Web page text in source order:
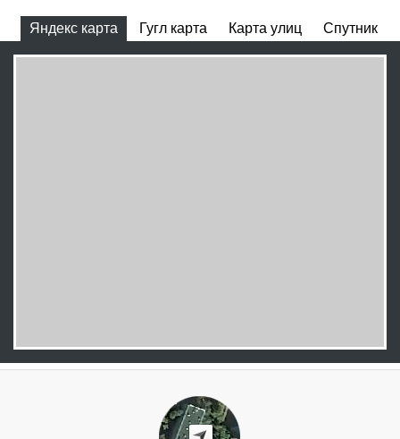
Яндекс карта Гугл карта Карта улиц Спутник